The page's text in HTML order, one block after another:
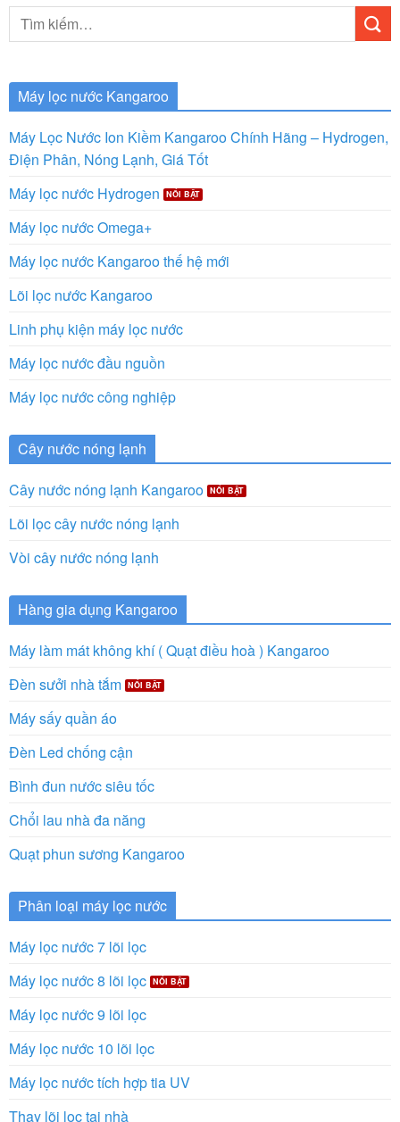
kiếm:
Máy lọc nước Kangaroo
Máy Lọc Nước Ion Kiềm Kangaroo Chính Hãng – Hydrogen,
Điện Phân, Nóng Lạnh, Giá Tốt
Máy lọc nước Hydrogen
Máy lọc nước Omega+
Máy lọc nước Kangaroo thế hệ mới
Lõi lọc nước Kangaroo
Linh phụ kiện máy lọc nước
Máy lọc nước đầu nguồn
Máy lọc nước công nghiệp
Cây nước nóng lạnh
Cây nước nóng lạnh Kangaroo
Lõi lọc cây nước nóng lạnh
Vòi cây nước nóng lạnh
Hàng gia dụng Kangaroo
Máy làm mát không khí ( Quạt điều hoà ) Kangaroo
Đèn sưởi nhà tắm
Máy sấy quần áo
Đèn Led chống cận
Bình đun nước siêu tốc
Chổi lau nhà đa năng
Quạt phun sương Kangaroo
Phân loại máy lọc nước
Máy lọc nước 7 lõi lọc
Máy lọc nước 8 lõi lọc
Máy lọc nước 9 lõi lọc
Máy lọc nước 10 lõi lọc
Máy lọc nước tích hợp tia UV
Thay lõi lọc tại nhà